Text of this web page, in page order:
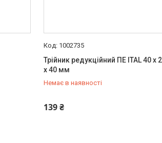
1002735
Трійник редукційний ПЕ ITAL 40 x
x 40 мм
Немає в наявності
139 ₴
+380 (67) 500-59-19